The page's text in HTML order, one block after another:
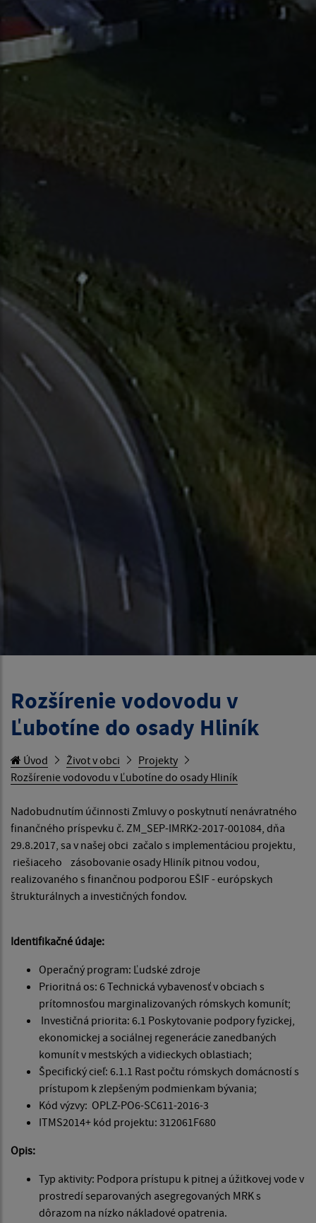
Rozšírenie vodovodu v
Ľubotíne do osady Hliník
Úvod Život v obci
Projekty
Rozšírenie vodovodu v Ľubotíne do osady Hliník
Nadobudnutím účinnosti Zmluvy o poskytnutí nenávratného
finančného príspevku č. ZM_SEP-IMRK2-2017-001084, dňa
29.8.2017, sa v našej obci začalo s implementáciou projektu,
riešiaceho zásobovanie osady Hliník pitnou vodou,
realizovaného s finančnou podporou EŠIF - európskych
štrukturálnych a investičných fondov.
Identifikačné údaje:
Operačný program: Ľudské zdroje
Prioritná os: 6 Technická vybavenosť v obciach s
prítomnosťou marginalizovaných rómskych komunít;
Investičná priorita: 6.1 Poskytovanie podpory fyzickej,
ekonomickej a sociálnej regenerácie zanedbaných
komunít v mestských a vidieckych oblastiach;
Špecifický cieľ: 6.1.1 Rast počtu rómskych domácností s
prístupom k zlepšeným podmienkam bývania;
Kód výzvy: OPLZ-PO6-SC611-2016-3
ITMS2014+ kód projektu: 312061F680
Opis:
Typ aktivity: Podpora prístupu k pitnej a úžitkovej vode v
prostredí separovaných asegregovaných MRK s
dôrazom na nízko nákladové opatrenia.